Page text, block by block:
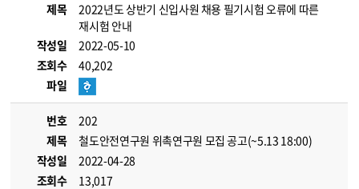
제목
2022년도 상반기 신입사원 채용 필기시험 오류에 따른
재시험 안내
작성일
2022-05-10
조회수
40,202
파일
번호
202
제목
철도안전연구원 위촉연구원 모집 공고(~5.13 18:00)
작성일
2022-04-28
조회수
13,017